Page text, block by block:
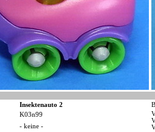
Insektenauto 2
K03n99
- keine -